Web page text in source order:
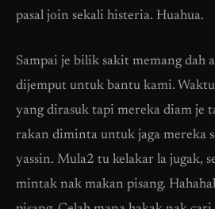
pasal join sekali histeria. Huahua.
Sampai je bilik sakit memang dah
dijemput untuk bantu kami.
yang dirasuk tapi mereka diam je
rakan diminta untuk jaga mereka
yassin. Mula2 tu kelakar la jugak,
mintak nak makan pisang.